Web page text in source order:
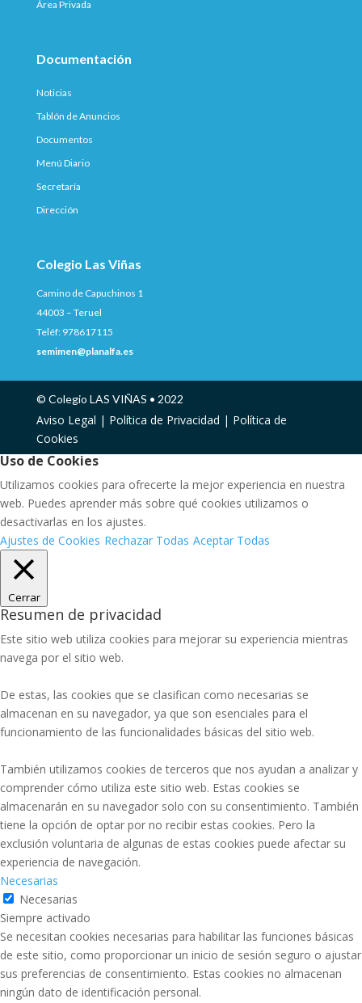
Área Privada
Documentación
Noticias
Tablón de Anuncios
Documentos
Menú Diario
Secretaría
Dirección
Colegio Las Viñas
Camino de Capuchinos 1
44003 – Teruel
Teléf: 978617115
semimen@planalfa.es
© Colegio LAS VIÑAS • 2022
Aviso Legal | Política de Privacidad | Política de
Cookies
Uso de Cookies
Utilizamos cookies para ofrecerte la mejor experiencia en nuestra
web. Puedes aprender más sobre qué cookies utilizamos o
desactivarlas en los ajustes.
Ajustes de Cookies Rechazar Todas Aceptar Todas
Cerrar
Resumen de privacidad
Este sitio web utiliza cookies para mejorar su experiencia mientras
navega por el sitio web.
De estas, las cookies que se clasifican como necesarias se
almacenan en su navegador, ya que son esenciales para el
funcionamiento de las funcionalidades básicas del sitio web.
También utilizamos cookies de terceros que nos ayudan a analizar y
comprender cómo utiliza este sitio web. Estas cookies se
almacenarán en su navegador solo con su consentimiento. También
tiene la opción de optar por no recibir estas cookies. Pero la
exclusión voluntaria de algunas de estas cookies puede afectar su
experiencia de navegación.
Necesarias
Necesarias
Siempre activado
Se necesitan cookies necesarias para habilitar las funciones básicas
de este sitio, como proporcionar un inicio de sesión seguro o ajustar
sus preferencias de consentimiento. Estas cookies no almacenan
ningún dato de identificación personal.